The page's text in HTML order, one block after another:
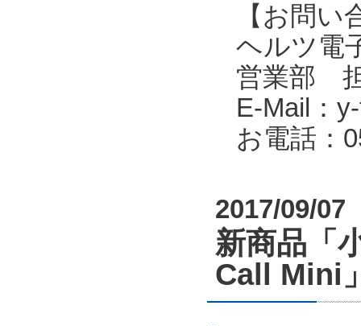
【お問い
ヘルツ電
営業部
E-Mail：
お電話：
2017/09/07
新商品「
Call Mini